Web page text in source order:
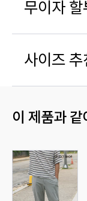
무이자 할
사이즈 추
이 제품과